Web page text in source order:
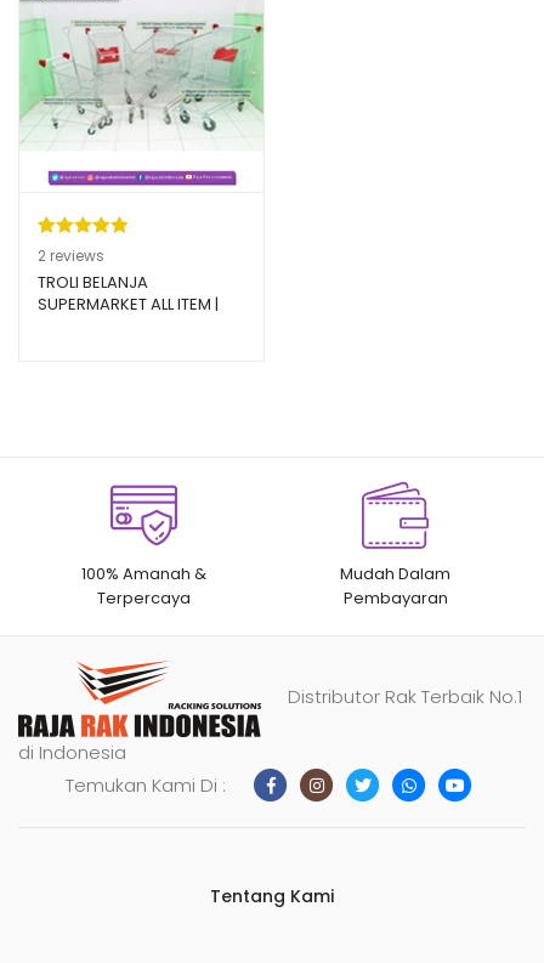
Peringkat
5.00dari 5
berdasarka
2
2 reviews
TROLI BELANJA
SUPERMARKET ALL ITEM |
100% Amanah &
Terpercaya
Mudah Dalam
Pembayaran
Distributor Rak Terbaik No.1
di Indonesia
Temukan Kami Di :
Tentang Kami